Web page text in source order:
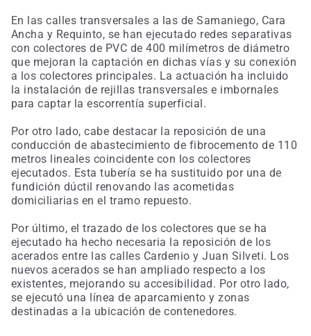
En las calles transversales a las de Samaniego, Cara
Ancha y Requinto, se han ejecutado redes separativas
con colectores de PVC de 400 milímetros de diámetro
que mejoran la captación en dichas vías y su conexión
a los colectores principales. La actuación ha incluido
la instalación de rejillas transversales e imbornales
para captar la escorrentía superficial.
Por otro lado, cabe destacar la reposición de una
conducción de abastecimiento de fibrocemento de 110
metros lineales coincidente con los colectores
ejecutados. Esta tubería se ha sustituido por una de
fundición dúctil renovando las acometidas
domiciliarias en el tramo repuesto.
Por último, el trazado de los colectores que se ha
ejecutado ha hecho necesaria la reposición de los
acerados entre las calles Cardenio y Juan Silveti. Los
nuevos acerados se han ampliado respecto a los
existentes, mejorando su accesibilidad. Por otro lado,
se ejecutó una línea de aparcamiento y zonas
destinadas a la ubicación de contenedores.